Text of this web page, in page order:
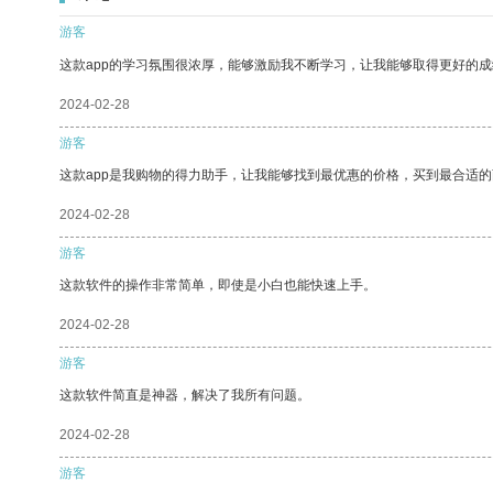
游客
这款app的学习氛围很浓厚，能够激励我不断学习，让我能够取得更好的成
2024-02-28
游客
这款app是我购物的得力助手，让我能够找到最优惠的价格，买到最合适的
2024-02-28
游客
这款软件的操作非常简单，即使是小白也能快速上手。
2024-02-28
游客
这款软件简直是神器，解决了我所有问题。
2024-02-28
游客